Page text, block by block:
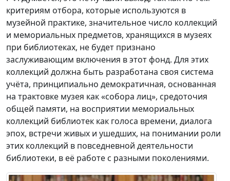
критериям отбора, которые используются в
музейной практике, значительное число коллекций
и мемориальных предметов, хранящихся в музеях
при библиотеках, не будет признано
заслуживающим включения в этот фонд. Для этих
коллекций должна быть разработана своя система
учёта, принципиально демократичная, основанная
на трактовке музея как «собора лиц», средоточия
общей памяти, на восприятии мемориальных
коллекций библиотек как голоса времени, диалога
эпох, встречи живых и ушедших, на понимании роли
этих коллекций в повседневной деятельности
библиотеки, в её работе с разными поколениями.